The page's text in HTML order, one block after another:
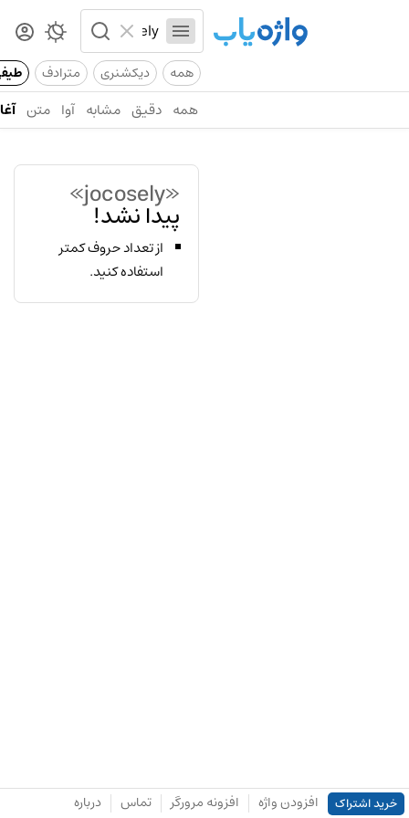
همه دیکشنری مترادف
همه دقیق مشابه آوا متن
«jocosely»
پیدا نشد!
از تعداد حروف کمتر
استفاده کنید.
خرید اشتراک افزودن واژه افزونه مرورگر تماس درباره